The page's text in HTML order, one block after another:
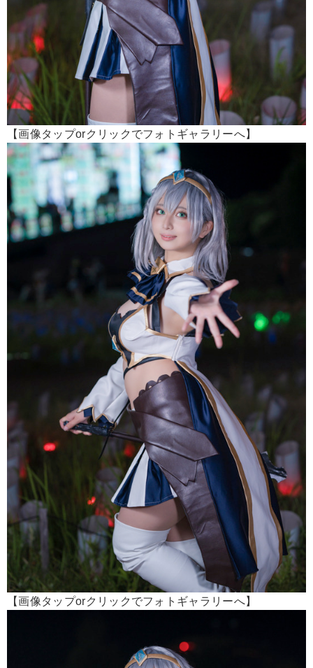
【画像タップorクリックでフォトギャラリーへ】
【画像タップorクリックでフォトギャラリーへ】